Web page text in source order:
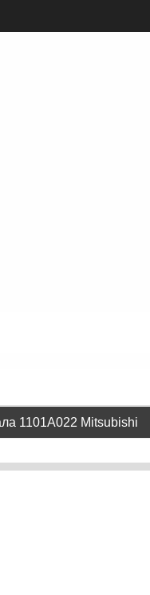
1101A022 Mitsubishi